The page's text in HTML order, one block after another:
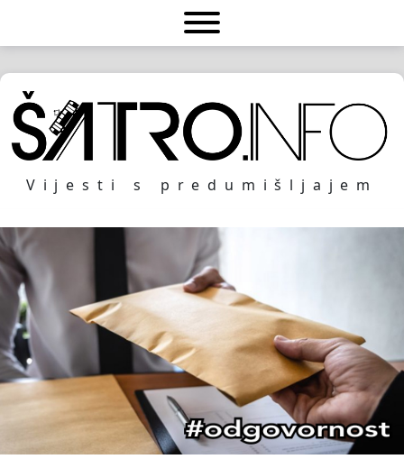
Vijesti s predumišljajem